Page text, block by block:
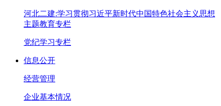
河北二建:学习贯彻习近平新时代中国特色社会主义思想
主题教育专栏
党纪学习专栏
信息公开
经营管理
企业基本情况